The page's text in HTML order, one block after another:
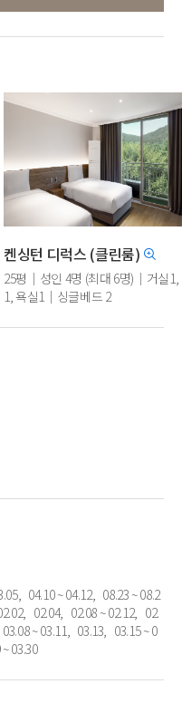
켄싱턴 디럭스 (클린룸)
25평｜성인 4명 (최대 6명)｜거실1,
1, 욕실1｜싱글베드 2
04.10 ~ 04.12, 08.23 ~ 08.2
02.04, 02.08 ~ 02.12, 02.
~ 03.11, 03.13, 03.15 ~ 0
03.30